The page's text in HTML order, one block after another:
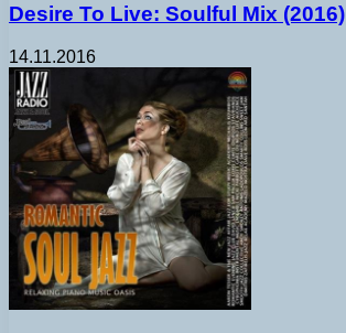
Desire To Live: Soulful Mix (2016)
14.11.2016